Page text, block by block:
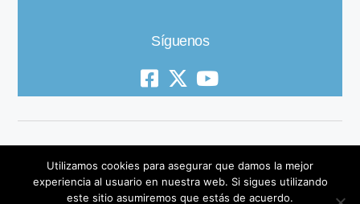
Síguenos
© 2019 All Rights Reserved
Utilizamos cookies para asegurar que damos la mejor
experiencia al usuario en nuestra web. Si sigues utilizando
este sitio asumiremos que estás de acuerdo.